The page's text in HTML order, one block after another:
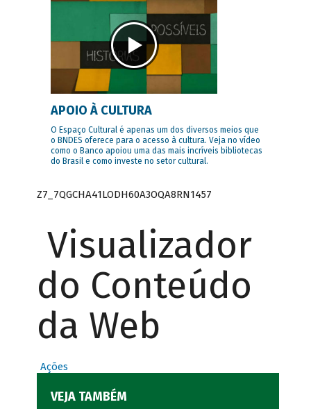
APOIO À CULTURA
O Espaço Cultural é apenas um dos diversos meios que
o BNDES oferece para o acesso à cultura. Veja no vídeo
como o Banco apoiou uma das mais incríveis bibliotecas
do Brasil e como investe no setor cultural.
Z7_7QGCHA41LODH60A3OQA8RN1457
Visualizador
do Conteúdo
da Web
Ações
VEJA TAMBÉM